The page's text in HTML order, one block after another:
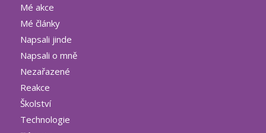
Mé akce
Mé články
Napsali jinde
Napsali o mně
Nezařazené
Reakce
Školství
Technologie